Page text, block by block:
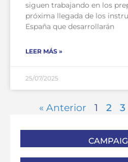
siguen trabajando en los
próxima llegada de los
España que desarrollarán
LEER MÁS »
25/07/2025
« Anterior 1 2 3